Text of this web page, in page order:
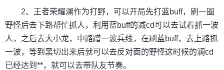
2、王者荣耀澜作为打野，可以开局先打蓝buff，刷一圈
野怪后去下路帮忙抓人，利用蓝buff的减cd可以去试着抓一波
人，之后去大小龙，中路蹭一波兵线，在刷蓝buff，去上路抓
一波，等到黑切出来后就可以去反对面的野怪这时候的澜cd
已经达到**，就可以去带队友节奏。